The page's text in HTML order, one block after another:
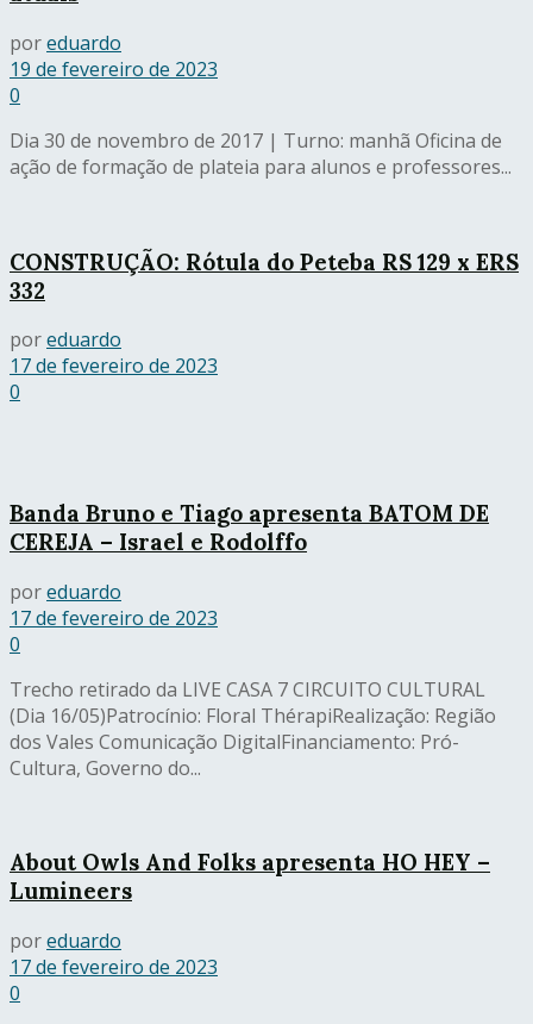
poreduardo
19 de fevereiro de 2023
0
Dia 30 de novembro de 2017 | Turno: manhã Oficina de
ação de formação de plateia para alunos e professores...
CONSTRUÇÃO: Rótula do Peteba RS 129 x ERS
332
poreduardo
17 de fevereiro de 2023
0
Banda Bruno e Tiago apresenta BATOM DE
CEREJA – Israel e Rodolffo
poreduardo
17 de fevereiro de 2023
0
Trecho retirado da LIVE CASA 7 CIRCUITO CULTURAL
(Dia 16/05)Patrocínio: Floral ThérapiRealização: Região
dos Vales Comunicação DigitalFinanciamento: Pró-
Cultura, Governo do...
About Owls And Folks apresenta HO HEY –
Lumineers
poreduardo
17 de fevereiro de 2023
0